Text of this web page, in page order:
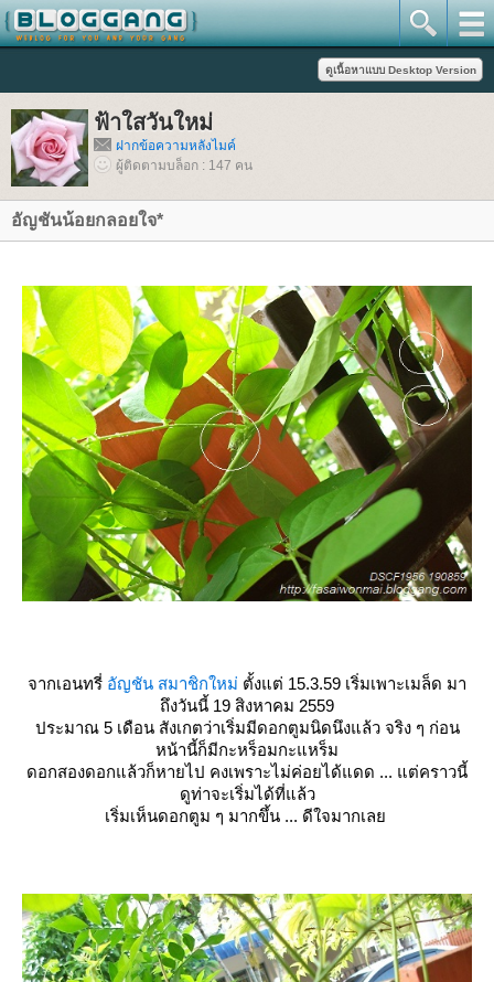
ฟ้าใสวันใหม่
ฝากข้อความหลังไมค์
ผู้ติดตามบล็อก : 147 คน
อัญชันน้อยกลอยใจ*
จากเอนทรี่ อัญชัน สมาชิกใหม่ ตั้งแต่ 15.3.59 เริ่มเพาะเมล็ด มา
ถึงวันนี้ 19 สิงหาคม 2559
ประมาณ 5 เดือน สังเกตว่าเริ่มมีดอกตูมนิดนึงแล้ว จริง ๆ ก่อน
หน้านี้ก็มีกะหร็อมกะแหร็ม
ดอกสองดอกแล้วก็หายไป คงเพราะไม่ค่อยได้แดด ... แต่คราวนี้
ดูท่าจะเริ่มได้ที่แล้ว
เริ่มเห็นดอกตูม ๆ มากขึ้น ... ดีใจมากเล